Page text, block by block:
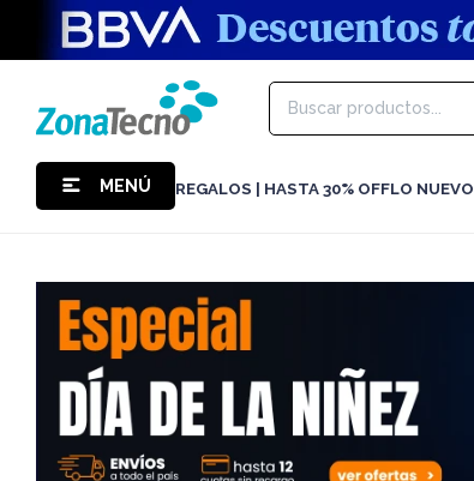
MENÚ REGALOS | HASTA 30% OFFLO NUEVO